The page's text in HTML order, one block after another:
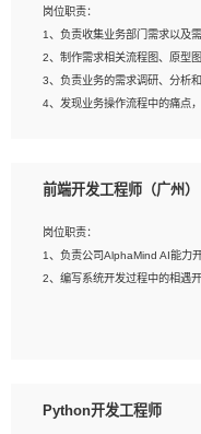
3、熟练使用脚本语言，shell/
4、熟悉linux常见服务、中间件
Apache、Nginx、Zabbix、
5、熟悉主流虚拟化技术，如：
6、具备网络方面的基础知识，
8、有良好的文档编写能力和沟
岗位职责：
1、负责收集业务部门需求以及
2、制作需求相关流程图、原型图
3、负责业务的需求调研、分析
4、发现业务操作流程中的痛点
岗位要求：
2、熟悉产品及需求规划工具，
3、具备良好的交流协调能力，
4、有较强的系统需求分析、文
前端开发工程师（广州）
岗位职责：
1、负责公司AlphaMind AI能力
2、编写系统开发过程中的相遇开
3、熟悉react/vue/angular任何
Python开发工程师